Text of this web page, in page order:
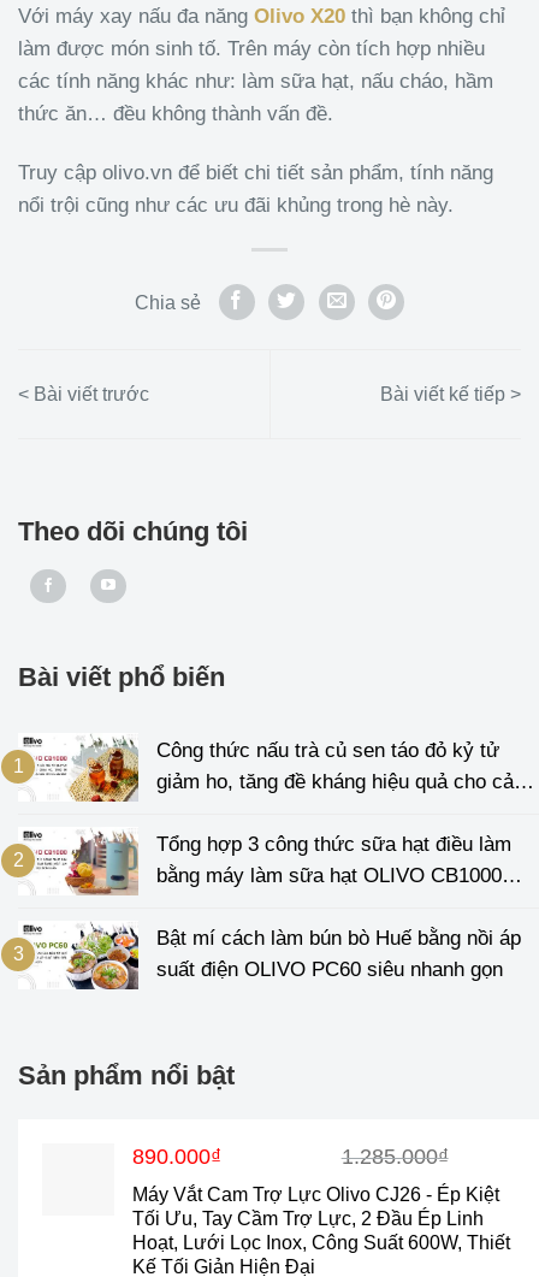
Với máy xay nấu đa năng Olivo X20 thì bạn không chỉ
làm được món sinh tố. Trên máy còn tích hợp nhiều
các tính năng khác như: làm sữa hạt, nấu cháo, hầm
thức ăn… đều không thành vấn đề.
Truy cập olivo.vn để biết chi tiết sản phẩm, tính năng
nổi trội cũng như các ưu đãi khủng trong hè này.
Chia sẻ
Theo dõi chúng tôi
Bài viết phổ biến
Công thức nấu trà củ sen táo đỏ kỷ tử
giảm ho, tăng đề kháng hiệu quả cho cả
Tổng hợp 3 công thức sữa hạt điều làm
bằng máy làm sữa hạt OLIVO CB1000
Bật mí cách làm bún bò Huế bằng nồi áp
suất điện OLIVO PC60 siêu nhanh gọn
Sản phẩm nổi bật
Máy Vắt Cam Trợ Lực Olivo CJ26 - Ép Kiệt
Tối Ưu, Tay Cầm Trợ Lực, 2 Đầu Ép Linh
Hoạt, Lưới Lọc Inox, Công Suất 600W, Thiết
Kế Tối Giản Hiện Đại
1.285.000₫
Giá
là:
1.285.000₫.
890.000₫
Giá
tại
là:
890.000₫.